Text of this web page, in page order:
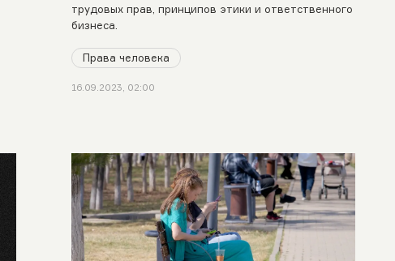
трудовых прав, принципов этики и ответственного
бизнеса.
Права человека
16.09.2023, 02:00